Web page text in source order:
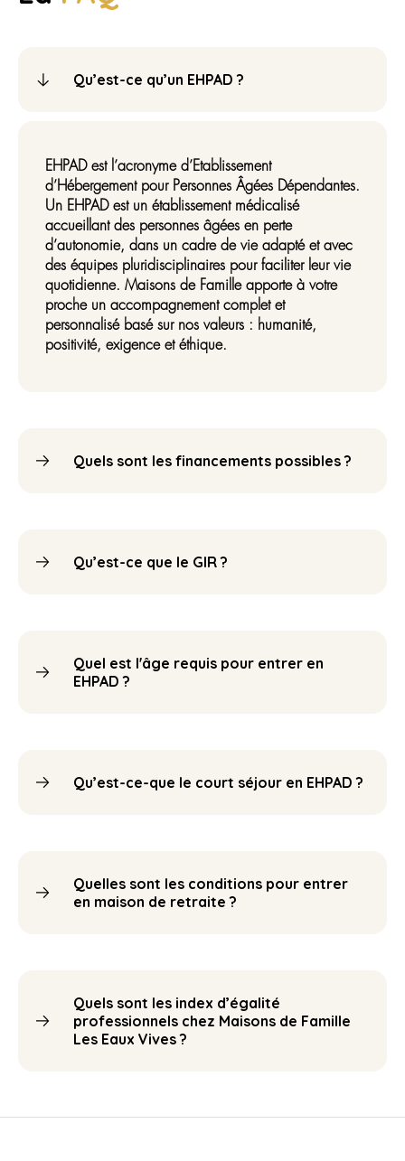
Qu’est-ce qu’un EHPAD ?
EHPAD est l’acronyme d’Etablissement
d’Hébergement pour Personnes Âgées Dépendantes.
Un EHPAD est un établissement médicalisé
accueillant des personnes âgées en perte
d’autonomie, dans un cadre de vie adapté et avec
des équipes pluridisciplinaires pour faciliter leur vie
quotidienne. Maisons de Famille apporte à votre
proche un accompagnement complet et
personnalisé basé sur nos valeurs : humanité,
positivité, exigence et éthique.
Quels sont les financements possibles ?
Qu’est-ce que le GIR ?
Quel est l'âge requis pour entrer en
EHPAD ?
Qu’est-ce-que le court séjour en EHPAD ?
Quelles sont les conditions pour entrer
en maison de retraite ?
Quels sont les index d’égalité
professionnels chez Maisons de Famille
Les Eaux Vives ?